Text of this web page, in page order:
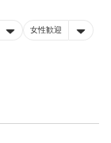
女性歓迎